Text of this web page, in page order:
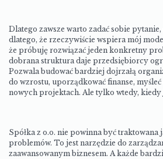
Dlatego zawsze warto zadać sobie
dlatego, że rzeczywiście wspiera mój
że próbuję rozwiązać jeden konkretny
dobrana struktura daje przedsiębiorcy
Pozwala budować bardziej dojrzałą
do wzrostu, uporządkować finanse,
nowych projektach. Ale tylko wtedy, kiedy
Spółka z o.o. nie powinna być traktowana
problemów. To jest narzędzie do
zaawansowanym biznesem. A każde